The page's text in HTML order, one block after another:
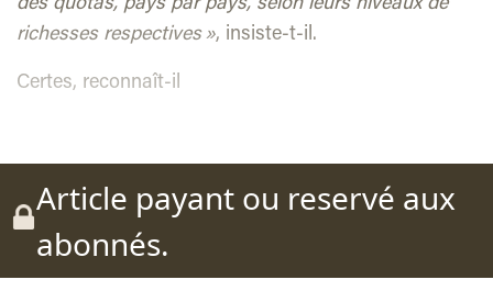
des quotas, pays par pays, selon leurs niveaux de
richesses respectives », insiste-t-il.
Certes, reconnaît-il
Article payant ou reservé aux
abonnés.